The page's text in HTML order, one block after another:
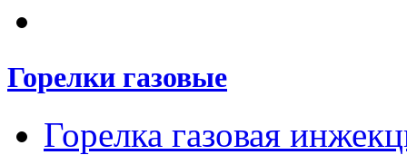
Горелки газовые
Горелка газовая